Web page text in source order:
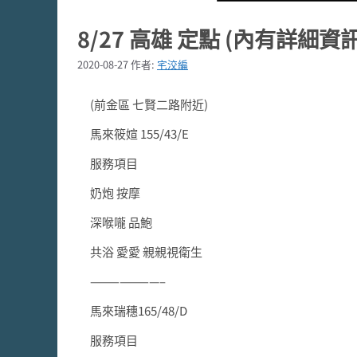
8/27 高雄 定點 (內有詳細資
2020-08-27作者: 宅洨編
(前金區 七賢二路附近)
馬來筱媗 155/43/E
服務項目
奶炮 按摩
深喉嚨 品鮑
共浴 愛愛 親親視衛生
———————–
馬來瑞穗165/48/D
服務項目